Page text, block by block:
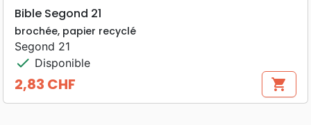
Bible Segond 21
brochée, papier recyclé
Segond 21
check Disponible
Prix
2,83 CHF shopping_cart